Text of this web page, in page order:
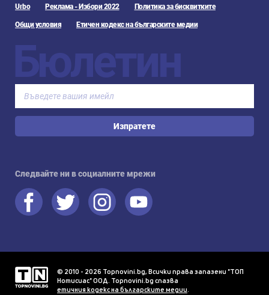
Urbo Реклама - Избори 2022 Политика за бисквитките
Общи условия Етичен кодекс на българските медии
Бюлетин
Изпратете
Следвайте ни в социалните мрежи
© 2010 - 2026 Topnovini.bg, Всички права запазени "ТОП
Нотисиас" ООД. Topnovini.bg спазва
етичния кодекс на българските медии.